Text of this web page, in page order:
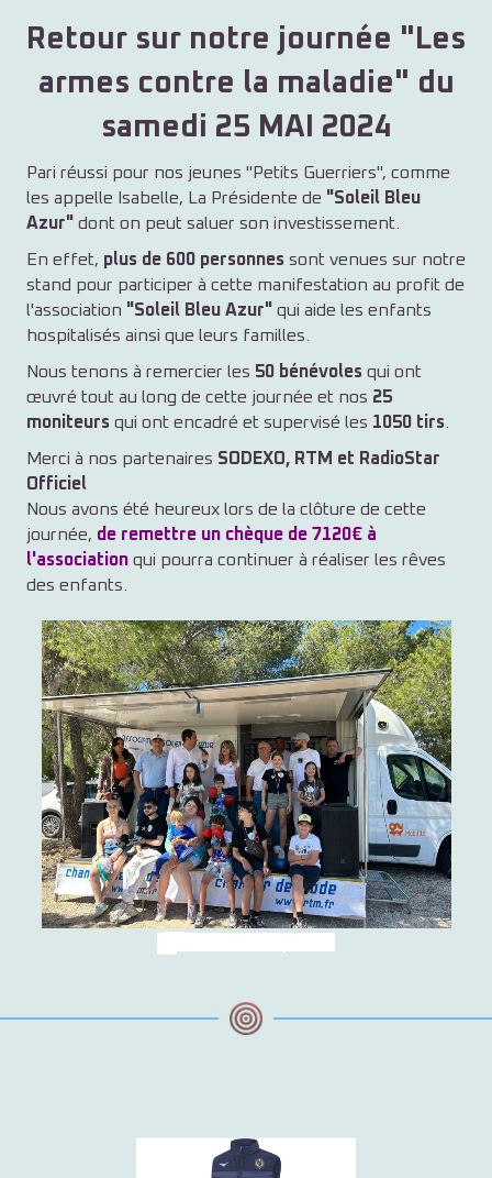
Retour sur notre journée "Les
armes contre la maladie" du
samedi 25 MAI 2024
Pari réussi pour nos jeunes "Petits Guerriers", comme
les appelle Isabelle, La Présidente de "Soleil Bleu
Azur" dont on peut saluer son investissement.
En effet, plus de 600 personnes sont venues sur notre
stand pour participer à cette manifestation au profit de
l'association "Soleil Bleu Azur" qui aide les enfants
hospitalisés ainsi que leurs familles.
Nous tenons à remercier les 50 bénévoles qui ont
œuvré tout au long de cette journée et nos 25
moniteurs qui ont encadré et supervisé les 1050 tirs.
Merci à nos partenaires SODEXO, RTM et RadioStar
Officiel
Nous avons été heureux lors de la clôture de cette
journée, de remettre un chèque de 7120€ à
l'association qui pourra continuer à réaliser les rêves
des enfants.